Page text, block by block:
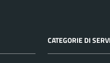
CATEGORIE DI